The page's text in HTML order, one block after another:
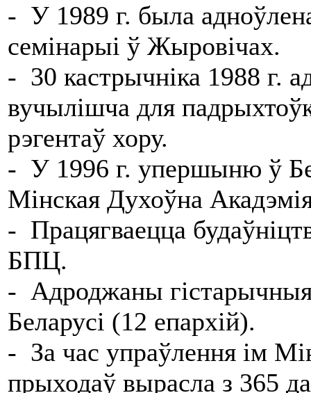
- У 1989 г. была
семінарыі ў Жыровічах.
- 30 кастрычніка 1988 г.
вучылішча для
рэгентаў хору.
- У 1996 г. упершыню ў
Мінская Духоўна
- Працягваецца
БПЦ.
- Адроджаны гістарычныя
Беларусі (12 епархій).
- За час упраўлення ім
прыходаў вырасла з 365 да